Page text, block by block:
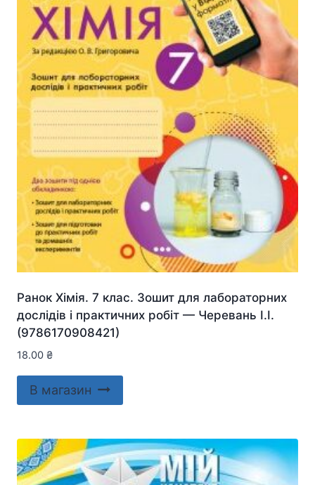
Ранок Хімія. 7 клас. Зошит для лабораторних
дослідів і практичних робіт — Черевань І.І.
(9786170908421)
18.00 ₴
В магазин